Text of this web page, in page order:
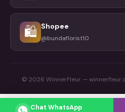
🛍 Shopee
@bundaflorist10
© 2026 WinnerFleur —
Chat WhatsApp